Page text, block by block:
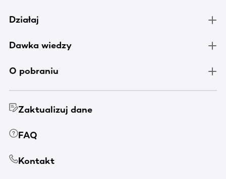
Działaj
Dawka wiedzy
O pobraniu
Zaktualizuj dane
FAQ
Kontakt